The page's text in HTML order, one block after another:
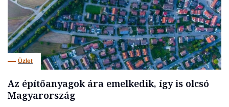
Üzlet
Az építőanyagok ára emelkedik, így is olcsó
Magyarország